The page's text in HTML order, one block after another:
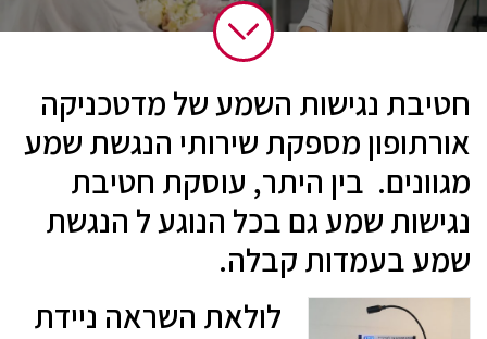
חטיבת נגישות השמע של מדטכניקה
אורתופון מספקת שירותי הנגשת שמע
מגוונים. בין היתר, עוסקת חטיבת
נגישות שמע גם בכל הנוגע ל הנגשת
שמע בעמדות קבלה.
לולאת השראה ניידת